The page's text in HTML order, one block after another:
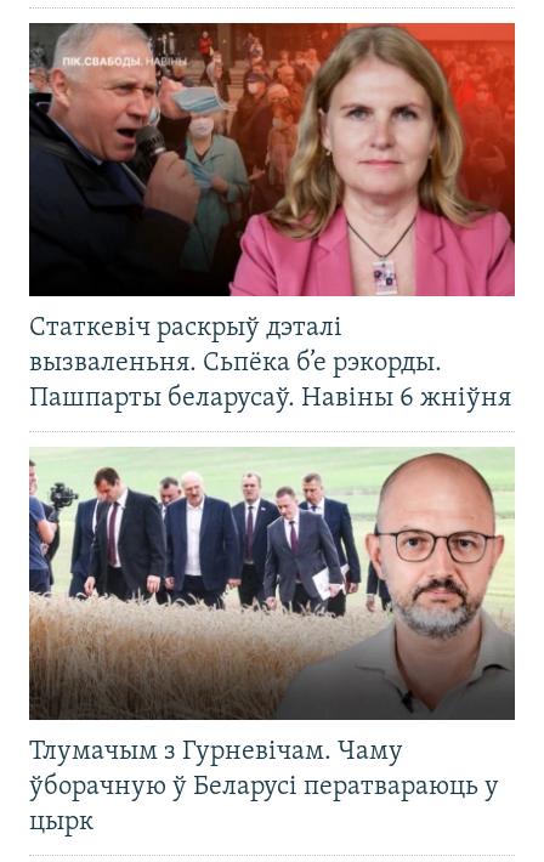
Статкевіч раскрыў дэталі
вызваленьня. Сьпёка б’е рэкорды.
Пашпарты беларусаў. Навіны 6 жніўня
Тлумачым з Гурневічам. Чаму
ўборачную ў Беларусі ператвараюць у
цырк